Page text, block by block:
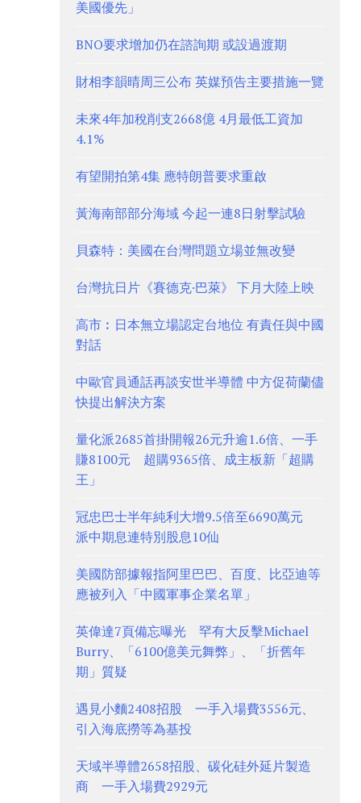
美國優先」
BNO要求增加仍在諮詢期 或設過渡期
財相李韻晴周三公布 英媒預告主要措施一覽
未來4年加稅削支2668億 4月最低工資加
4.1%
有望開拍第4集 應特朗普要求重啟
黃海南部部分海域 今起一連8日射擊試驗
貝森特：美國在台灣問題立場並無改變
台灣抗日片《賽德克·巴萊》 下月大陸上映
高市︰日本無立場認定台地位 有責任與中國
對話
中歐官員通話再談安世半導體 中方促荷蘭儘
快提出解決方案
量化派2685首掛開報26元升逾1.6倍、一手
賺8100元 超購9365倍、成主板新「超購
王」
冠忠巴士半年純利大增9.5倍至6690萬元
派中期息連特別股息10仙
美國防部據報指阿里巴巴、百度、比亞迪等
應被列入「中國軍事企業名單」
英偉達7頁備忘曝光 罕有大反擊Michael
Burry、「6100億美元舞弊」、「折舊年
期」質疑
遇見小麵2408招股 一手入場費3556元、
引入海底撈等為基投
天域半導體2658招股、碳化硅外延片製造
商 一手入場費2929元